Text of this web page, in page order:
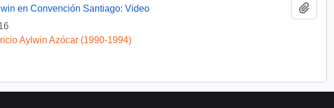
en Convención Santiago: Video
Aylwin Azócar (1990-1994)